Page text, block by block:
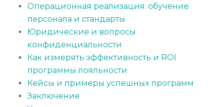
Операционная реализация: обучение
персонала и стандарты
Юридические и вопросы
конфиденциальности
Как измерять эффективность и ROI
программы лояльности
Кейсы и примеры успешных программ
Заключение